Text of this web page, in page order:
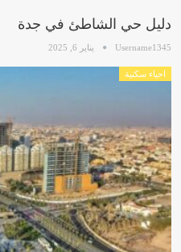
دليل حي الشاطئ في جدة
Username1345 يناير 6, 2025
احياء سكنية